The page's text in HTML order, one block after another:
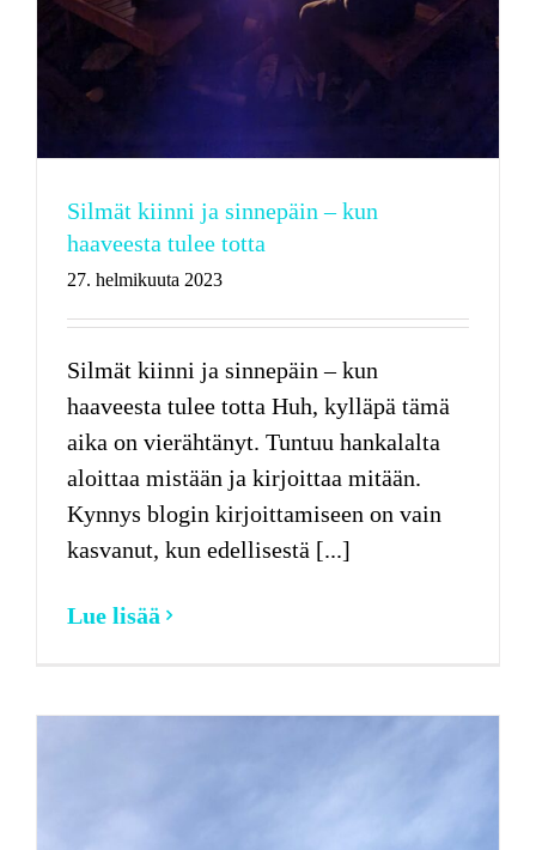
Silmät kiinni ja sinnepäin – kun
haaveesta tulee totta
27. helmikuuta 2023
Silmät kiinni ja sinnepäin – kun
haaveesta tulee totta Huh, kylläpä tämä
aika on vierähtänyt. Tuntuu hankalalta
aloittaa mistään ja kirjoittaa mitään.
Kynnys blogin kirjoittamiseen on vain
kasvanut, kun edellisestä [...]
Lue lisää